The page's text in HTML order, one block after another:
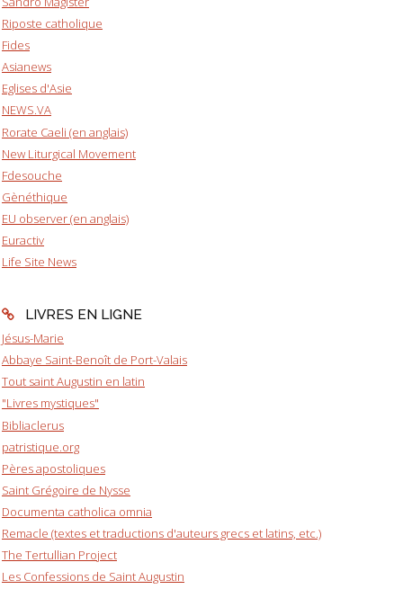
Riposte catholique
Fides
Asianews
Eglises d'Asie
NEWS.VA
Rorate Caeli (en anglais)
New Liturgical Movement
Fdesouche
Gènéthique
EU observer (en anglais)
Euractiv
Life Site News
LIVRES EN LIGNE
Jésus-Marie
Abbaye Saint-Benoît de Port-Valais
Tout saint Augustin en latin
"Livres mystiques"
Bibliaclerus
patristique.org
Pères apostoliques
Saint Grégoire de Nysse
Documenta catholica omnia
Remacle (textes et traductions d'auteurs grecs et latins, etc.)
The Tertullian Project
Les Confessions de Saint Augustin